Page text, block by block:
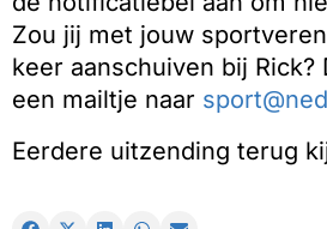
Zou jij met jouw
keer aanschuiven bij Rick?
een mailtje naar
Eerdere uitzending terug